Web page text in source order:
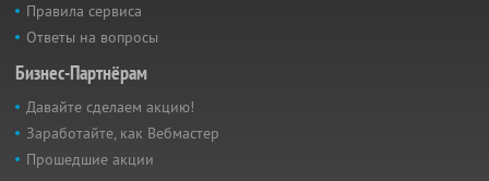
Правила сервиса
Ответы на вопросы
Бизнес-Партнёрам
Давайте сделаем акцию!
Заработайте, как Вебмастер
Прошедшие акции